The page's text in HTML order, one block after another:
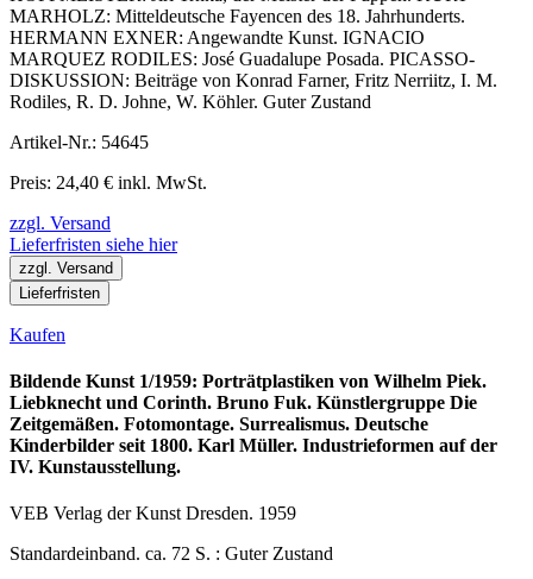
MARHOLZ: Mitteldeutsche Fayencen des 18. Jahrhunderts.
HERMANN EXNER: Angewandte Kunst. IGNACIO
MARQUEZ RODILES: José Guadalupe Posada. PICASSO-
DISKUSSION: Beiträge von Konrad Farner, Fritz Nerriitz, I. M.
Rodiles, R. D. Johne, W. Köhler. Guter Zustand
Artikel-Nr.: 54645
Preis: 24,40 € inkl. MwSt.
zzgl. Versand
Lieferfristen siehe hier
zzgl. Versand
Lieferfristen
Kaufen
Bildende Kunst 1/1959: Porträtplastiken von Wilhelm Piek.
Liebknecht und Corinth. Bruno Fuk. Künstlergruppe Die
Zeitgemäßen. Fotomontage. Surrealismus. Deutsche
Kinderbilder seit 1800. Karl Müller. Industrieformen auf der
IV. Kunstausstellung.
VEB Verlag der Kunst Dresden. 1959
Standardeinband. ca. 72 S. : Guter Zustand